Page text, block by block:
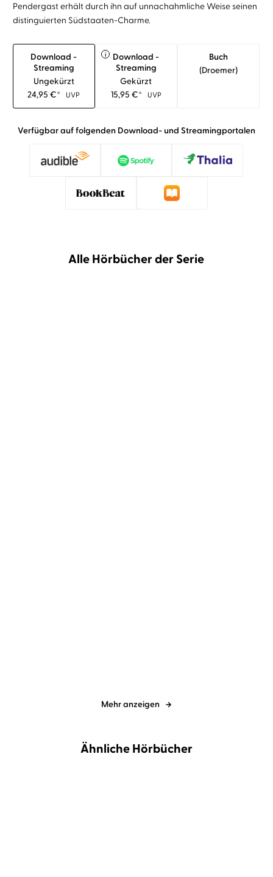
Pendergast erhält durch ihn auf unnachahmliche Weise seinen
distinguierten Südstaaten-Charme.
Download -
Streaming
Ungekürzt
24,95€* UVP
i
Download -
Streaming
Gekürzt
15,95 €* UVP
Buch
(droemer)
Verfügbar auf folgenden Download- und Streamingportalen
Alle Hörbücher der Serie
Mehr anzeigen
Ähnliche Hörbücher